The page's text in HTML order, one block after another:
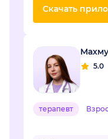
Скачать
5.0
терапевт